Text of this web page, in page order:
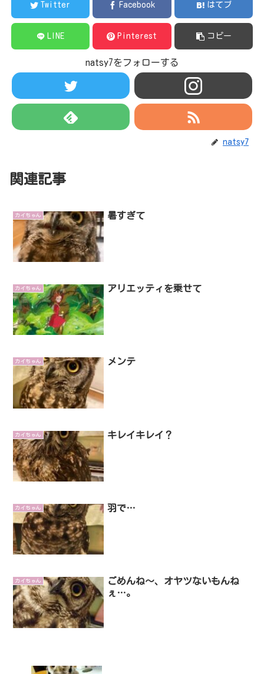
Twitter Facebook はてブ
LINE Pinterest コピー
natsy7をフォローする
natsy7
関連記事
カイちゃん 暑すぎて
カイちゃん アリエッティを乗せて
カイちゃん メンテ
カイちゃん キレイキレイ？
カイちゃん 羽で…
カイちゃん
ごめんね～、オヤツないもんね
ぇ…。